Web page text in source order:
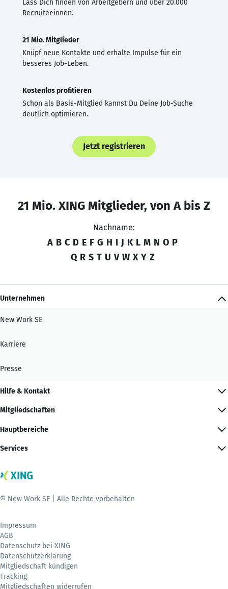
Lass Dich finden von Arbeitgebern und über 20.000
Recruiter·innen.
21 Mio. Mitglieder
Knüpf neue Kontakte und erhalte Impulse für ein
besseres Job-Leben.
Kostenlos profitieren
Schon als Basis-Mitglied kannst Du Deine Job-Suche
deutlich optimieren.
Jetzt registrieren
21 Mio. XING Mitglieder, von A bis Z
Nachname:
A B C D E F G H I J K L M N O P
Q R S T U V W X Y Z
Unternehmen
New Work SE
Karriere
Presse
Hilfe & Kontakt
Mitgliedschaften
Hauptbereiche
Services
© New Work SE | Alle Rechte vorbehalten
Impressum
AGB
Datenschutz bei XING
Datenschutzerklärung
Mitgliedschaft kündigen
Tracking
Mitgliedschaften widerrufen